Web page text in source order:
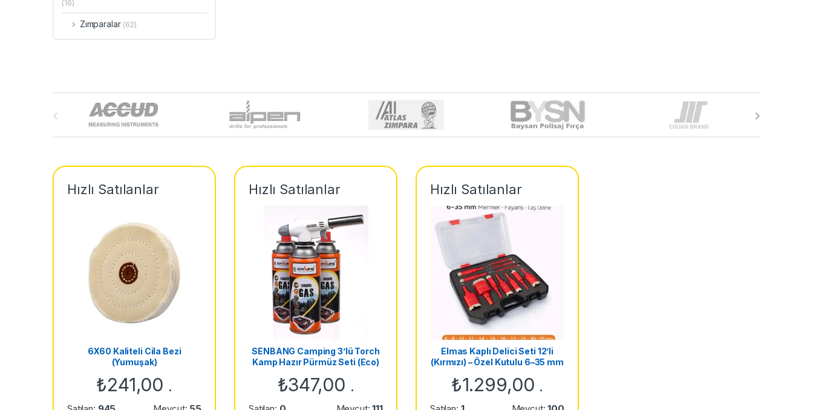
(16)
Zımparalar (62)
Hızlı Satılanlar
6X60 Kaliteli Cila Bezi
(Yumuşak)
₺241,00 .
Hızlı Satılanlar
SENBANG Camping 3’lü Torch
Kamp Hazır Pürmüz Seti (Eco)
₺347,00 .
Hızlı Satılanlar
Elmas Kaplı Delici Seti 12’li
(Kırmızı) – Özel Kutulu 6–35 mm
Delme Uçları
₺1.299,00 .